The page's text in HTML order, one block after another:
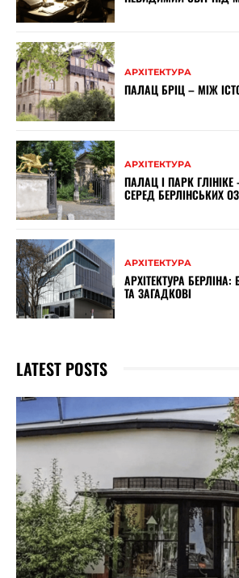
АРХІТЕКТУРА
ПАЛАЦ БРІЦ – МІЖ
АРХІТЕКТУРА
ПАЛАЦ І ПАРК ГЛІНІКЕ
СЕРЕД БЕРЛІНСЬКИХ
АРХІТЕКТУРА
АРХІТЕКТУРА
ТА ЗАГАДКОВІ
LATEST POSTS